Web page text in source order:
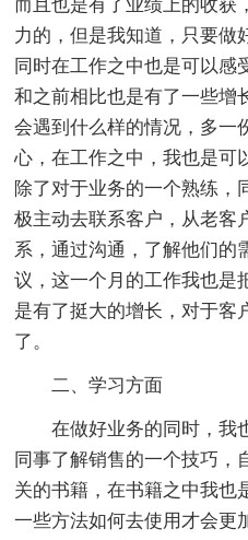
而且也是有了业绩上的收获
力的，但是我知道，只要做
同时在工作之中也是可以感
和之前相比也是有了一些增
会遇到什么样的情况，多一
心，在工作之中，我也是可
除了对于业务的一个熟练，
极主动去联系客户，从老客
系，通过沟通，了解他们的
议，这一个月的工作我也是
是有了挺大的增长，对于客
了。
二、学习方面
在做好业务的同时，我
同事了解销售的一个技巧，
关的书籍，在书籍之中我也
一些方法如何去使用才会更